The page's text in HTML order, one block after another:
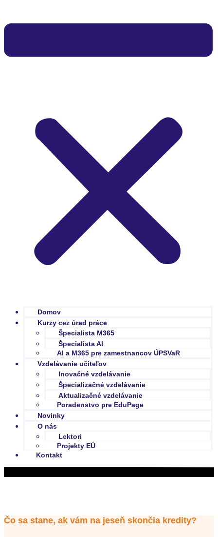
Domov
Kurzy cez úrad práce
Špecialista M365
Špecialista AI
AI a M365 pre zamestnancov ÚPSVaR
Vzdelávanie učiteľov
Inovačné vzdelávanie
Špecializačné vzdelávanie
Aktualizačné vzdelávanie
Poradenstvo pre EduPage
Novinky
O nás
Lektori
Projekty EÚ
Kontakt
Čo sa stane, ak vám na jeseň skončia kredity?